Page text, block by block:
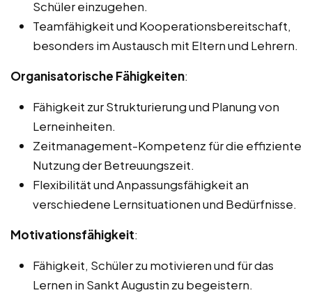
Schüler einzugehen.
Teamfähigkeit und Kooperationsbereitschaft,
besonders im Austausch mit Eltern und Lehrern.
Organisatorische Fähigkeiten:
Fähigkeit zur Strukturierung und Planung von
Lerneinheiten.
Zeitmanagement-Kompetenz für die effiziente
Nutzung der Betreuungszeit.
Flexibilität und Anpassungsfähigkeit an
verschiedene Lernsituationen und Bedürfnisse.
Motivationsfähigkeit:
Fähigkeit, Schüler zu motivieren und für das
Lernen in Sankt Augustin zu begeistern.